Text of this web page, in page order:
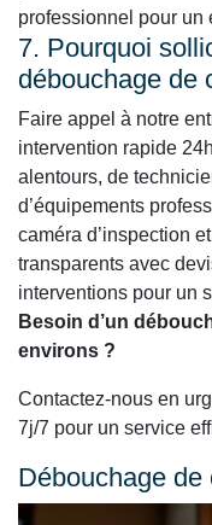
professionnel pour un
7. Pourquoi
débouchage de
Faire appel à notre
intervention rapide
alentours, de
d’équipements
caméra d’inspection
transparents avec
interventions pour un
Besoin d’un
environs ?
Contactez-nous en
7j/7 pour un service
Débouchage